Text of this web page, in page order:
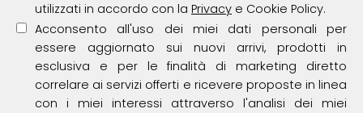
utilizzati in accordo con la Privacy e Cookie Policy.
Acconsento all'uso dei miei dati personali per
essere aggiornato sui nuovi arrivi, prodotti in
esclusiva e per le finalità di marketing diretto
correlare ai servizi offerti e ricevere proposte in linea
con i miei interessi attraverso l'analisi dei miei